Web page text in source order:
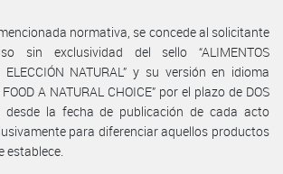
normativa, se concede al solicitante
sin exclusividad del sello “ALIMENTOS
ELECCIÓN NATURAL” y su versión en idioma
A NATURAL CHOICE” por el plazo de DOS
desde la fecha de publicación de cada acto
para diferenciar aquellos productos
establece.